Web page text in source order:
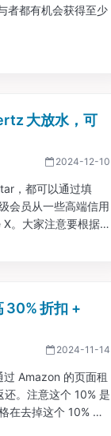
者都有机会获得至少
大放水，可
2024-12-10
，都可以通过填
会员从一些高端信用
。大家注意要根据
30% 折扣 +
2024-11-14
Amazon 的页面租
。注意这个 10% 是
在去掉这个 10% 后